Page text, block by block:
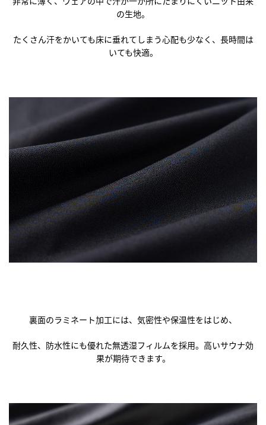
の生地。
たくさん汗をかいても床に垂れてしまう心配も少なく、長時間は
いても快適。
裏面のラミネート加工には、気密性や保温性をはじめ、
耐久性、防水性にも優れた無透湿フィルムを採用。高いサウナ効
果が期待できます。